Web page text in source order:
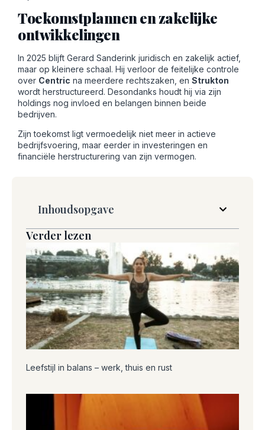
Toekomstplannen en zakelijke
ontwikkelingen
In 2025 blijft Gerard Sanderink juridisch en zakelijk actief,
maar op kleinere schaal. Hij verloor de feitelijke controle
over Centric na meerdere rechtszaken, en Strukton
wordt herstructureerd. Desondanks houdt hij via zijn
holdings nog invloed en belangen binnen beide
bedrijven.
Zijn toekomst ligt vermoedelijk niet meer in actieve
bedrijfsvoering, maar eerder in investeringen en
financiële herstructurering van zijn vermogen.
Inhoudsopgave
Verder lezen
Leefstijl in balans – werk, thuis en rust